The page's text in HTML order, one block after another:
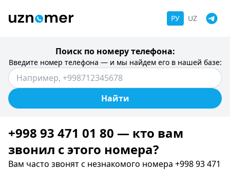
РУ UZ
Поиск по номеру телефона:
Введите номер телефона — и мы найдем его в нашей базе:
Найти
+998 93 471 01 80 — кто вам
звонил c этого номера?
Вам часто звонят с незнакомого номера +998 93 471